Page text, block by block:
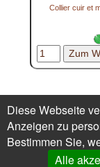
Collier cuir et
Bestellung?
Diese Webseite
Anzeigen zu
Bestimmen Sie,
Alle